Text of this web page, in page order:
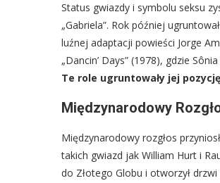
Status gwiazdy i symbolu seksu
„Gabriela”. Rok później
luźnej adaptacji powieści Jorge
„Dancin’ Days” (1978), gdzie
Te role ugruntowały jej
Międzynarodowy
Międzynarodowy rozgłos
takich gwiazd jak William Hurt i
do Złotego Globu i otworzył